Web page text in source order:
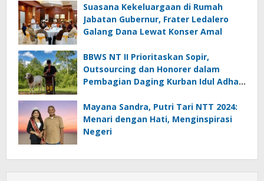
Suasana Kekeluargaan di Rumah
Jabatan Gubernur, Frater Ledalero
Galang Dana Lewat Konser Amal
BBWS NT II Prioritaskan Sopir,
Outsourcing dan Honorer dalam
Pembagian Daging Kurban Idul Adha
Mayana Sandra, Putri Tari NTT 2024:
Menari dengan Hati, Menginspirasi
Negeri